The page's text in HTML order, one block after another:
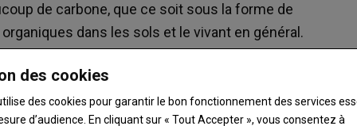
de carbone, que ce soit sous la forme de
dans les sols et le vivant en général.
mais plutôt les liens énergétiques qui
petits bras ! Ces liaisons sont, en fait, un
très rapidement par brûlage (cas du bois de
des cookies
des cookies pour garantir le bon fonctionnement des services
d’audience. En cliquant sur « Tout Accepter », vous consentez à